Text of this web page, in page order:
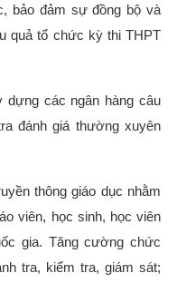
bảo đảm sự đồng bộ và
quả tổ chức kỳ thi THPT
dựng các ngân hàng câu
đánh giá thường xuyên
thông giáo dục nhằm
viên, học sinh, học viên
gia. Tăng cường chức
tra, kiểm tra, giám sát;